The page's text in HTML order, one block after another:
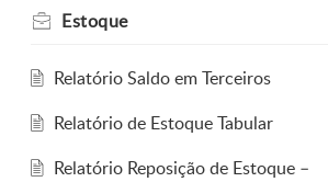
Estoque
Relatório Saldo em Terceiros
Relatório de Estoque Tabular
Relatório Reposição de Estoque –